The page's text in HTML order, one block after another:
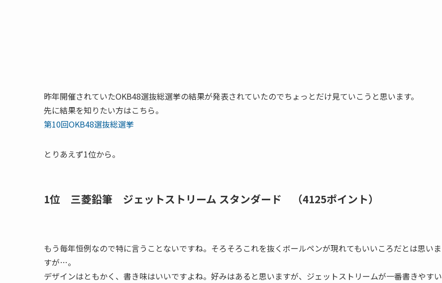
昨年開催されていたOKB48選抜総選挙の結果が発表されていたのでちょっとだけ見ていこうと思います。
先に結果を知りたい方はこちら。
第10回OKB48選抜総選挙
とりあえず1位から。
1位 三菱鉛筆 ジェットストリーム スタンダード （4125ポイント）
もう毎年恒例なので特に言うことないですね。そろそろこれを抜くボールペンが現れてもいいころだとは思いま
すが…。
デザインはともかく、書き味はいいですよね。好みはあると思いますが、ジェットストリームが一番書きやすい